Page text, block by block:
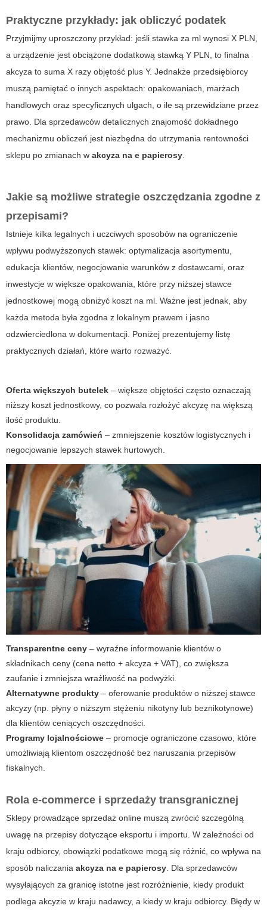
Praktyczne przykłady: jak obliczyć podatek
Przyjmijmy uproszczony przykład: jeśli stawka za ml wynosi X PLN,
a urządzenie jest obciążone dodatkową stawką Y PLN, to finalna
akcyza to suma X razy objętość plus Y. Jednakże przedsiębiorcy
muszą pamiętać o innych aspektach: opakowaniach, marżach
handlowych oraz specyficznych ulgach, o ile są przewidziane przez
prawo. Dla sprzedawców detalicznych znajomość dokładnego
mechanizmu obliczeń jest niezbędna do utrzymania rentowności
sklepu po zmianach w akcyza na e papierosy.
Jakie są możliwe strategie oszczędzania zgodne z
przepisami?
Istnieje kilka legalnych i uczciwych sposobów na ograniczenie
wpływu podwyższonych stawek: optymalizacja asortymentu,
edukacja klientów, negocjowanie warunków z dostawcami, oraz
inwestycje w większe opakowania, które przy niższej stawce
jednostkowej mogą obniżyć koszt na ml. Ważne jest jednak, aby
każda metoda była zgodna z lokalnym prawem i jasno
odzwierciedlona w dokumentacji. Poniżej prezentujemy listę
praktycznych działań, które warto rozważyć.
Oferta większych butelek – większe objętości często oznaczają
niższy koszt jednostkowy, co pozwala rozłożyć akcyzę na większą
ilość produktu.
Konsolidacja zamówień – zmniejszenie kosztów logistycznych i
negocjowanie lepszych stawek hurtowych.
Transparentne ceny – wyraźne informowanie klientów o
składnikach ceny (cena netto + akcyza + VAT), co zwiększa
zaufanie i zmniejsza wrażliwość na podwyżki.
Alternatywne produkty – oferowanie produktów o niższej stawce
akcyzy (np. płyny o niższym stężeniu nikotyny lub beznikotynowe)
dla klientów ceniących oszczędności.
Programy lojalnościowe – promocje ograniczone czasowo, które
umożliwiają klientom oszczędność bez naruszania przepisów
fiskalnych.
Rola e-commerce i sprzedaży transgranicznej
Sklepy prowadzące sprzedaż online muszą zwrócić szczególną
uwagę na przepisy dotyczące eksportu i importu. W zależności od
kraju odbiorcy, obowiązki podatkowe mogą się różnić, co wpływa na
sposób naliczania akcyza na e papierosy . Dla sprzedawców
wysyłających za granicę istotne jest rozróżnienie, kiedy produkt
podlega akcyzie w kraju nadawcy, a kiedy w kraju odbiorcy. Błędy w